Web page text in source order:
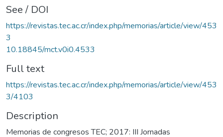
See / DOI
https://revistas.tec.ac.cr/index.php/memorias/article/view/453
3
10.18845/mct.v0i0.4533
Full text
https://revistas.tec.ac.cr/index.php/memorias/article/view/453
3/4103
Description
Memorias de congresos TEC; 2017: III Jornadas